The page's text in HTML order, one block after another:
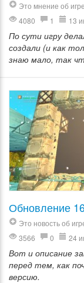
Это мнение об игре
4080
1 13
По сути игру
создали (и как
знаю мало, так
Обновление
Это новость об
3566
0 24
Вот и описание
перед тем, как
версию.